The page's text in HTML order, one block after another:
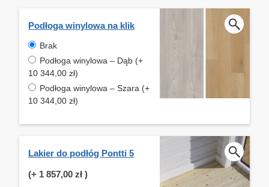
Podłoga winylowa na klik
Brak
Podłoga winylowa – Dąb (+
10 344,00 zł)
Podłoga winylowa – Szara (+
10 344,00 zł)
Lakier do podłóg Pontti 5
(+ 1 857,00 zł )